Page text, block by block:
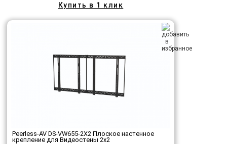
Купить в 1 клик
Peerless-AV DS-VW655-2X2 Плоское настенное
крепление для Видеостены 2х2